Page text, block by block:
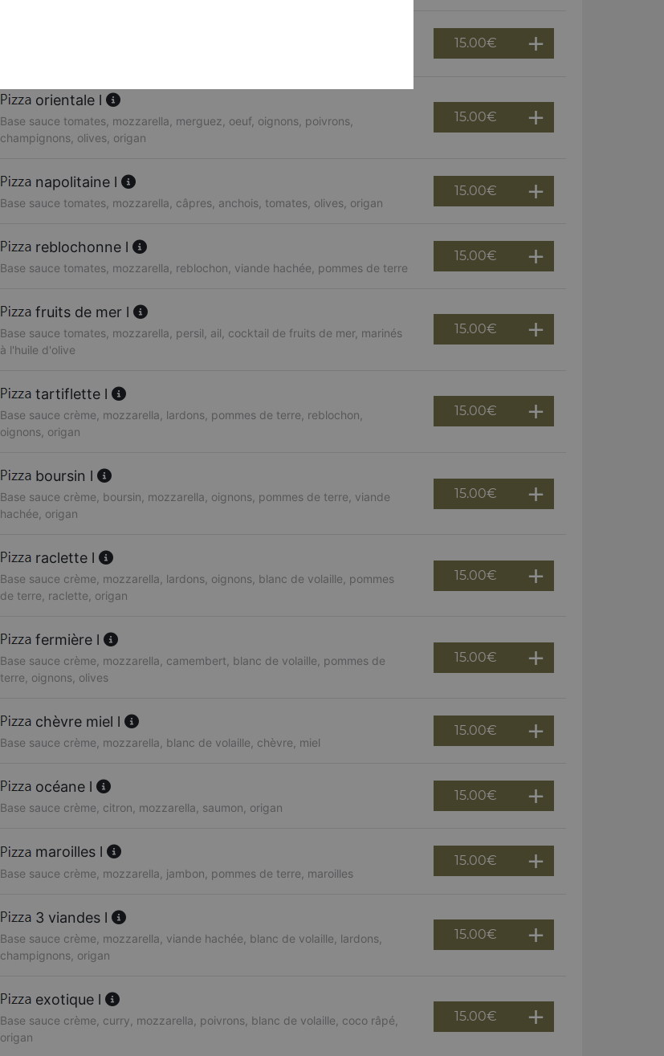
15.00€
orientale l
Base sauce tomates, mozzarella, merguez, oeuf, oignons, poivrons,
champignons, olives, origan
15.00€
napolitaine l
Base sauce tomates, mozzarella, câpres, anchois, tomates, olives, origan
15.00€
reblochonne l
Base sauce tomates, mozzarella, reblochon, viande hachée, pommes de terre
15.00€
fruits de mer l
Base sauce tomates, mozzarella, persil, ail, cocktail de fruits de mer, marinés
à l'huile d'olive
15.00€
tartiflette l
Base sauce crème, mozzarella, lardons, pommes de terre, reblochon,
oignons, origan
15.00€
boursin l
Base sauce crème, boursin, mozzarella, oignons, pommes de terre, viande
hachée, origan
15.00€
raclette l
Base sauce crème, mozzarella, lardons, oignons, blanc de volaille, pommes
de terre, raclette, origan
15.00€
fermière l
Base sauce crème, mozzarella, camembert, blanc de volaille, pommes de
terre, oignons, olives
15.00€
chèvre miel l
Base sauce crème, mozzarella, blanc de volaille, chèvre, miel
15.00€
océane l
Base sauce crème, citron, mozzarella, saumon, origan
15.00€
maroilles l
Base sauce crème, mozzarella, jambon, pommes de terre, maroilles
15.00€
3 viandes l
Base sauce crème, mozzarella, viande hachée, blanc de volaille, lardons,
champignons, origan
15.00€
exotique l
Base sauce crème, curry, mozzarella, poivrons, blanc de volaille, coco râpé,
origan
15.00€